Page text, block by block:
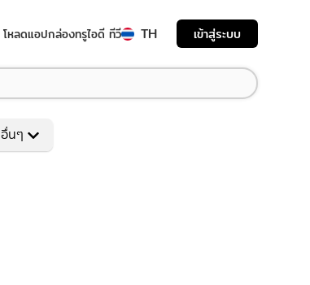
โหลดแอปกล่องทรูไอดี ทีวี TH เข้าสู่ระบบ
อื่นๆ